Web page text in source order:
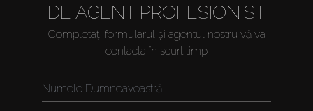
About Us
DE AGENT PROFESIONIST
Completați formularul și agentul nostru vă va
contacta în scurt timp